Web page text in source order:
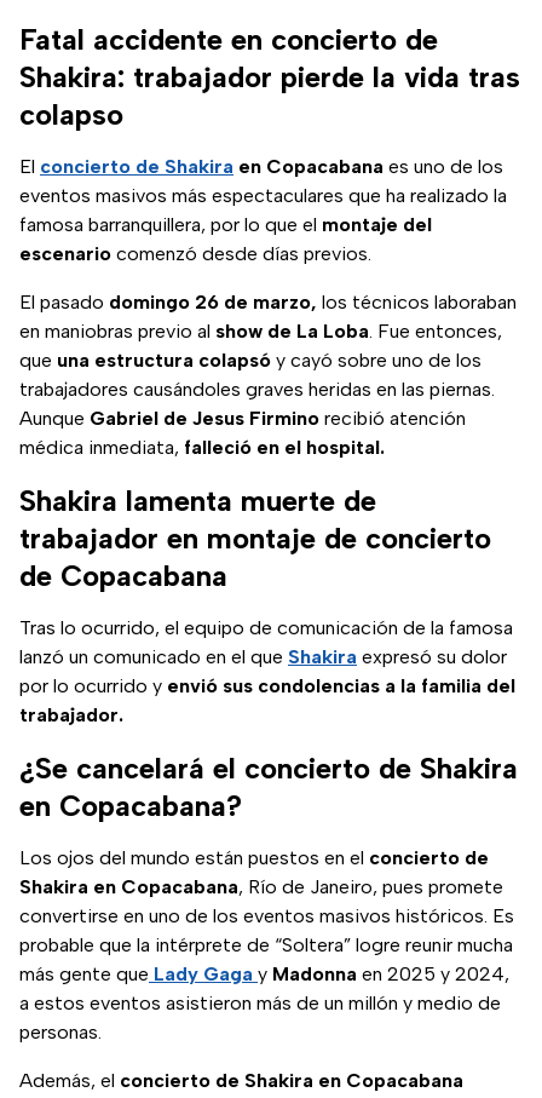
Fatal accidente en concierto de
Shakira: trabajador pierde la vida tras
colapso
El concierto de Shakira en Copacabana es uno de los
eventos masivos más espectaculares que ha realizado la
famosa barranquillera, por lo que el montaje del
escenario comenzó desde días previos.
El pasado domingo 26 de marzo, los técnicos laboraban
en maniobras previo al show de La Loba. Fue entonces,
que una estructura colapsó y cayó sobre uno de los
trabajadores causándoles graves heridas en las piernas.
Aunque Gabriel de Jesus Firmino recibió atención
médica inmediata, falleció en el hospital.
Shakira lamenta muerte de
trabajador en montaje de concierto
de Copacabana
Tras lo ocurrido, el equipo de comunicación de la famosa
lanzó un comunicado en el que Shakira expresó su dolor
por lo ocurrido y envió sus condolencias a la familia del
trabajador.
¿Se cancelará el concierto de Shakira
en Copacabana?
Los ojos del mundo están puestos en el concierto de
Shakira en Copacabana, Río de Janeiro, pues promete
convertirse en uno de los eventos masivos históricos. Es
probable que la intérprete de “Soltera” logre reunir mucha
más gente que Lady Gaga y Madonna en 2025 y 2024,
a estos eventos asistieron más de un millón y medio de
personas.
Además, el concierto de Shakira en Copacabana